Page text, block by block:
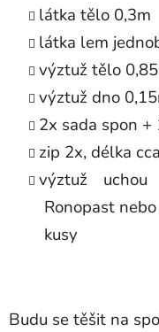
látka tělo 0,3m
látka lem
výztuž tělo
výztuž dno
2x sada spon +
zip 2x, délka
výztuž uchou
Ronopast
kusy
Budu se těšit na